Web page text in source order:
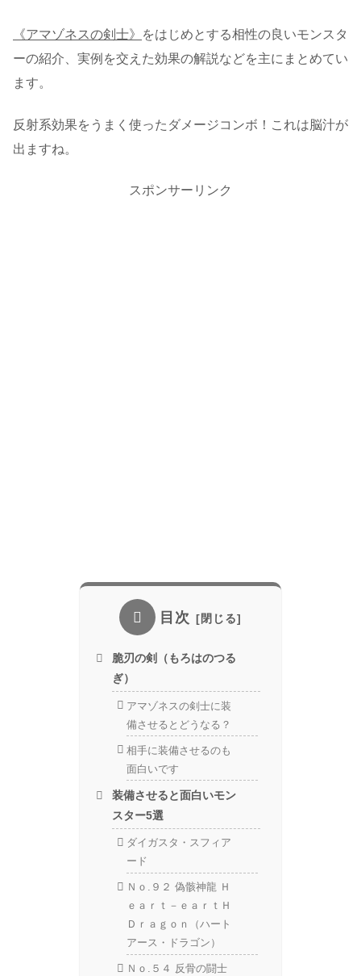
《アマゾネスの剣士》
をはじめとする相性の良いモンスタ
ーの紹介、実例を交えた効果の解説などを主にまとめてい
ます。
反射系効果をうまく使ったダメージコンボ！これは脳汁が
出ますね。
スポンサーリンク
目次
脆刃の剣（もろはのつる
ぎ）
アマゾネスの剣士に装
備させるとどうなる？
相手に装備させるのも
面白いです
装備させると面白いモン
スター5選
ダイガスタ・スフィア
ード
Ｎｏ.９２ 偽骸神龍 Ｈ
ｅａｒｔ－ｅａｒｔＨ
Ｄｒａｇｏｎ（ハート
アース・ドラゴン）
Ｎｏ.５４ 反骨の闘士